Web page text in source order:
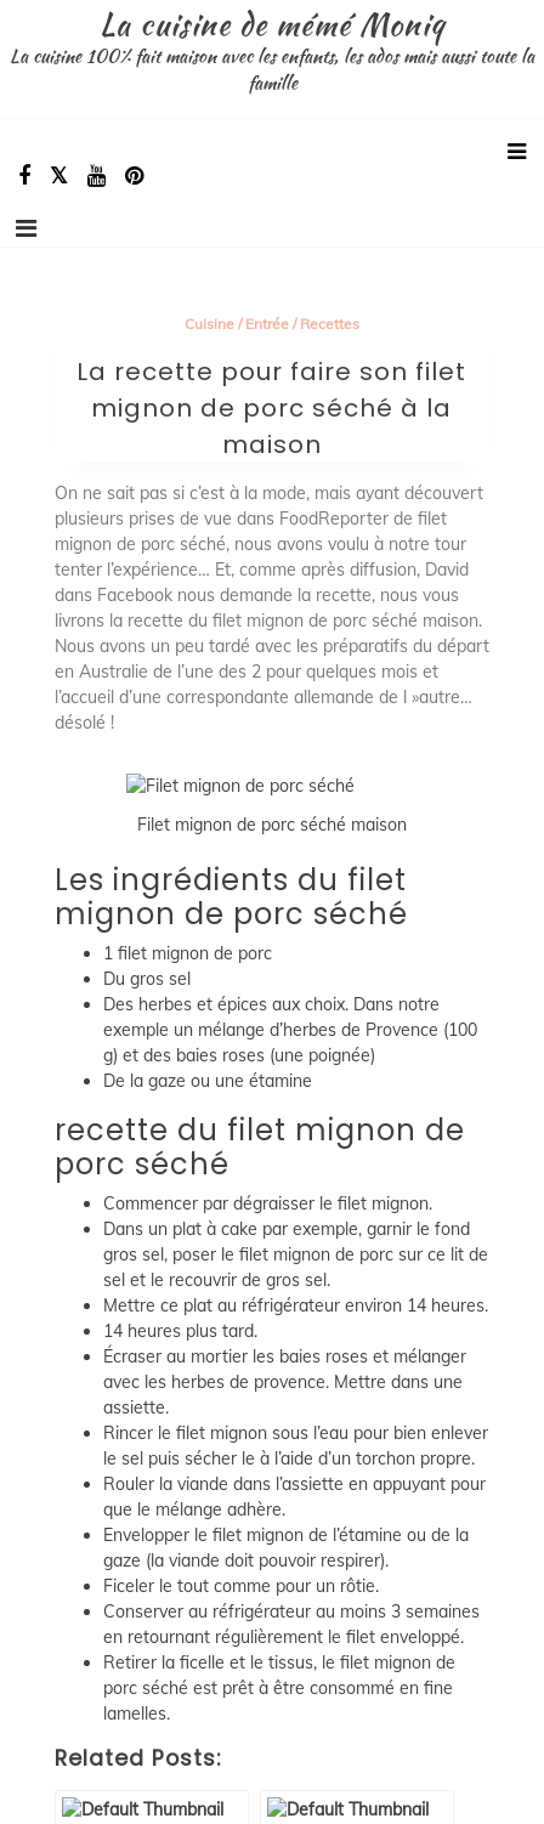
contenu
La cuisine de mémé Moniq
La cuisine 100% fait maison avec les enfants, les ados mais aussi toute la
famille
Cuisine/ Entrée/ Recettes
La recette pour faire son filet
mignon de porc séché à la
maison
On ne sait pas si c’est à la mode, mais ayant découvert
plusieurs prises de vue dans FoodReporter de filet
mignon de porc séché, nous avons voulu à notre tour
tenter l’expérience… Et, comme après diffusion, David
dans Facebook nous demande la recette, nous vous
livrons la recette du filet mignon de porc séché maison.
Nous avons un peu tardé avec les préparatifs du départ
en Australie de l’une des 2 pour quelques mois et
l’accueil d’une correspondante allemande de l »autre…
désolé !
Filet mignon de porc séché maison
Les ingrédients du filet
mignon de porc séché
1 filet mignon de porc
Du gros sel
Des herbes et épices aux choix. Dans notre
exemple un mélange d’herbes de Provence (100
g) et des baies roses (une poignée)
De la gaze ou une étamine
recette du filet mignon de
porc séché
Commencer par dégraisser le filet mignon.
Dans un plat à cake par exemple, garnir le fond
gros sel, poser le filet mignon de porc sur ce lit de
sel et le recouvrir de gros sel.
Mettre ce plat au réfrigérateur environ 14 heures.
14 heures plus tard.
Écraser au mortier les baies roses et mélanger
avec les herbes de provence. Mettre dans une
assiette.
Rincer le filet mignon sous l’eau pour bien enlever
le sel puis sécher le à l’aide d’un torchon propre.
Rouler la viande dans l’assiette en appuyant pour
que le mélange adhère.
Envelopper le filet mignon de l’étamine ou de la
gaze (la viande doit pouvoir respirer).
Ficeler le tout comme pour un rôtie.
Conserver au réfrigérateur au moins 3 semaines
en retournant régulièrement le filet enveloppé.
Retirer la ficelle et le tissus, le filet mignon de
porc séché est prêt à être consommé en fine
lamelles.
Related Posts: